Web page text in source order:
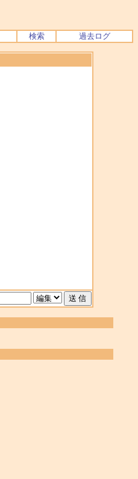
検索 過去ログ